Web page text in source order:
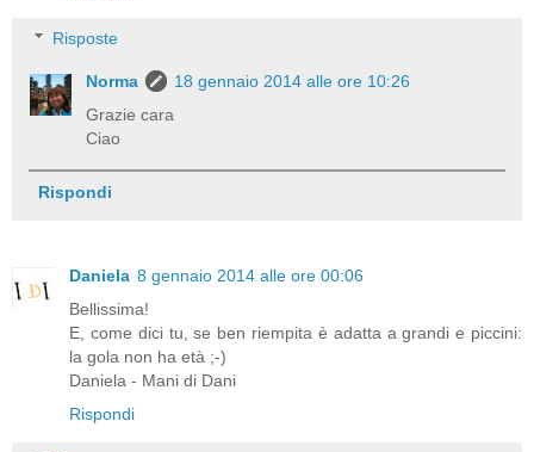
Risposte
Norma
18 gennaio 2014 alle ore 10:26
Grazie cara
Ciao
Rispondi
Daniela 8 gennaio 2014 alle ore 00:06
Bellissima!
E, come dici tu, se ben riempita è adatta a grandi e piccini:
la gola non ha età ;-)
Daniela - Mani di Dani
Rispondi